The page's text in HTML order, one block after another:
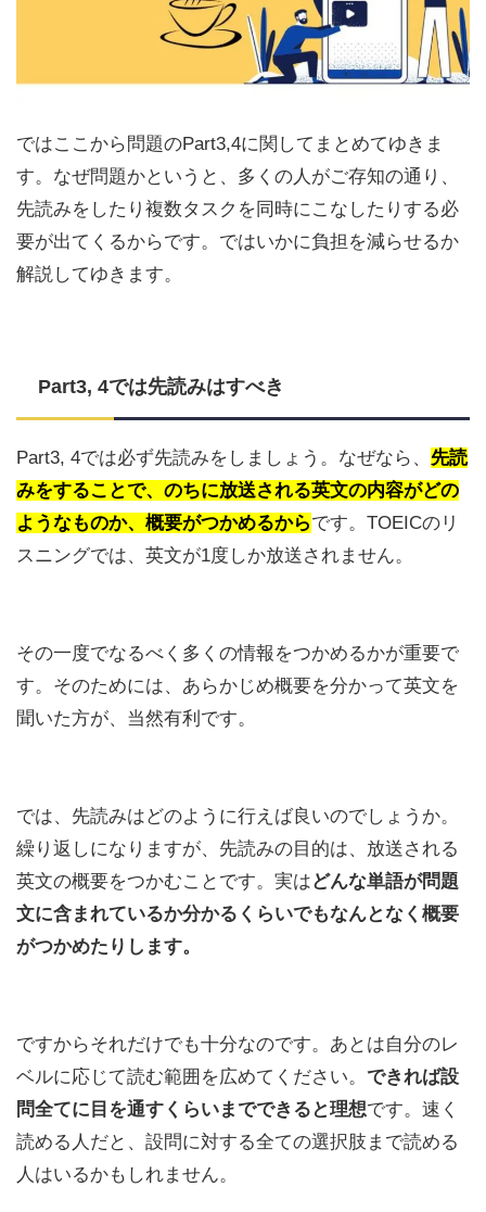
ではここから問題のPart3,4に関してまとめてゆきま
す。なぜ問題かというと、多くの人がご存知の通り、
先読みをしたり複数タスクを同時にこなしたりする必
要が出てくるからです。ではいかに負担を減らせるか
解説してゆきます。
Part3, 4では先読みはすべき
Part3, 4では必ず先読みをしましょう。なぜなら、 先読
みをすることで、のちに放送される英文の内容がどの
ようなものか、概要がつかめるからです。TOEICのリ
スニングでは、英文が1度しか放送されません。
その一度でなるべく多くの情報をつかめるかが重要で
す。そのためには、あらかじめ概要を分かって英文を
聞いた方が、当然有利です。
では、先読みはどのように行えば良いのでしょうか。
繰り返しになりますが、先読みの目的は、放送される
英文の概要をつかむことです。実はどんな単語が問題
文に含まれているか分かるくらいでもなんとなく概要
がつかめたりします。
ですからそれだけでも十分なのです。あとは自分のレ
ベルに応じて読む範囲を広めてください。 できれば設
問全てに目を通すくらいまでできると理想です。速く
読める人だと、設問に対する全ての選択肢まで読める
人はいるかもしれません。